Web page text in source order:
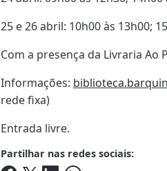
25 e 26 abril: 10h00 às 13h00;
Com a presença da Livraria Ao
Informações:
rede fixa)
Entrada livre.
Partilhar nas redes sociais: